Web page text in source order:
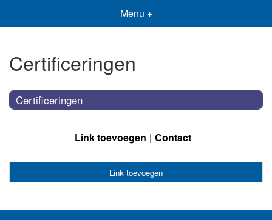
Menu +
Certificeringen
Certificeringen
Link toevoegen Contact
Link toevoegen